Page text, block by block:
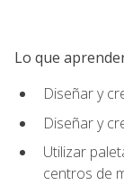
Lo que
Diseñar y
Diseñar y
Utilizar
centros de